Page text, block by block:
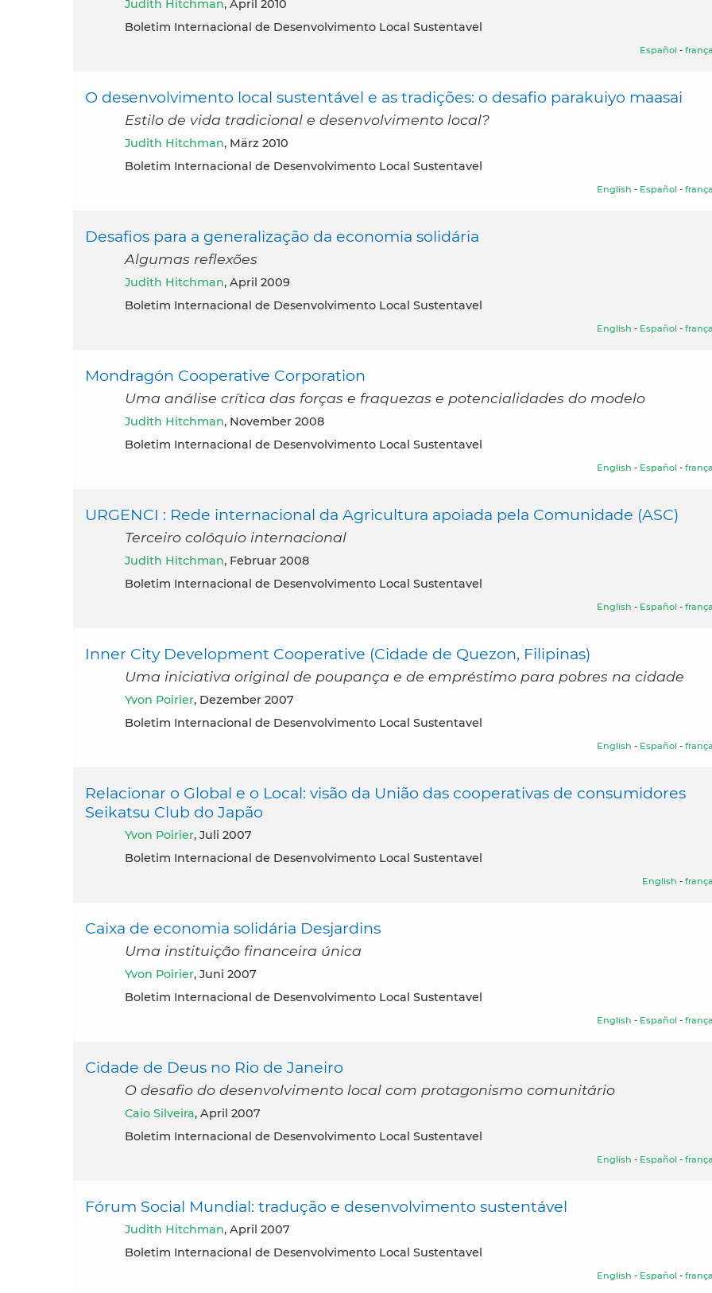
Judith Hitchman, April 2010
Boletim Internacional de Desenvolvimento Local Sustentavel
Español -
O desenvolvimento local sustentável e as tradições: o desafio parakuiyo maasai
Estilo de vida tradicional e desenvolvimento local?
Judith Hitchman, März 2010
Boletim Internacional de Desenvolvimento Local Sustentavel
English - Español -
Desafios para a generalização da economia solidária
Algumas reflexões
Judith Hitchman, April 2009
Boletim Internacional de Desenvolvimento Local Sustentavel
English - Español -
Mondragón Cooperative Corporation
Uma análise crítica das forças e fraquezas e potencialidades do modelo
Judith Hitchman, November 2008
Boletim Internacional de Desenvolvimento Local Sustentavel
English - Español -
URGENCI : Rede internacional da Agricultura apoiada pela Comunidade (ASC)
Terceiro colóquio internacional
Judith Hitchman, Februar 2008
Boletim Internacional de Desenvolvimento Local Sustentavel
English - Español -
Inner City Development Cooperative (Cidade de Quezon, Filipinas)
Uma iniciativa original de poupança e de empréstimo para pobres na cidade
Yvon Poirier, Dezember 2007
Boletim Internacional de Desenvolvimento Local Sustentavel
English - Español -
Relacionar o Global e o Local: visão da União das cooperativas de consumidores
Seikatsu Club do Japão
Yvon Poirier, Juli 2007
Boletim Internacional de Desenvolvimento Local Sustentavel
English -
Caixa de economia solidária Desjardins
Uma instituição financeira única
Yvon Poirier, Juni 2007
Boletim Internacional de Desenvolvimento Local Sustentavel
English - Español -
Cidade de Deus no Rio de Janeiro
O desafio do desenvolvimento local com protagonismo comunitário
Caio Silveira, April 2007
Boletim Internacional de Desenvolvimento Local Sustentavel
English - Español -
Fórum Social Mundial: tradução e desenvolvimento sustentável
Judith Hitchman, April 2007
Boletim Internacional de Desenvolvimento Local Sustentavel
English - Español -